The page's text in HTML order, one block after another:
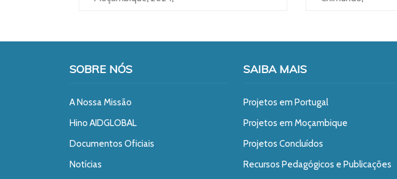
SOBRE NÓS
A Nossa Missão
Hino AIDGLOBAL
Documentos Oficiais
Notícias
SAIBA MAIS
Projetos em Portugal
Projetos em Moçambique
Projetos Concluídos
Recursos Pedagógicos e Publicações